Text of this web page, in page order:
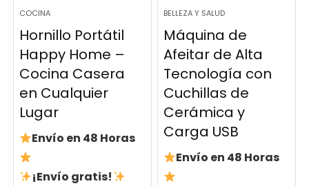
COCINA
Hornillo Portátil
Happy Home –
Cocina Casera
en Cualquier
Lugar
Envío en 48 Horas
¡Envío gratis!
BELLEZA Y SALUD
Máquina de
Afeitar de Alta
Tecnología con
Cuchillas de
Cerámica y
Carga USB
Envío en 48 Horas